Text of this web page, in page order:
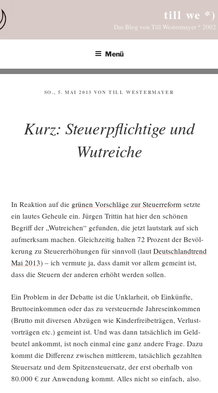
Inhalt
springen
till we *)
Das Blog von Till Westermayer * 2002
Menü
VERÖFFENTLICHT
SO., 5. MAI 2013 VON TILL WESTERMAYER
Kurz: Steuerpflichtige und
Wutreiche
In Reak­ti­on auf die grü­nen Vor­schlä­ge zur Steu­er­re­form setz­te
ein lau­tes Geheu­le ein. Jür­gen Trit­tin hat hier den schö­nen
Begriff der „Wut­rei­chen“ gefun­den, die jetzt laut­stark auf sich
auf­merk­sam machen. Gleich­zei­tig hal­ten 72 Pro­zent der Bevöl­
ke­rung zu Steu­er­erhö­hun­gen für sinn­voll (laut Deutsch­land­trend
Mai 2013) – ich ver­mu­te ja, dass damit vor allem gemeint ist,
dass die Steu­ern der ande­ren erhöht wer­den sollen.
Ein Pro­blem in der Debat­te ist die Unklar­heit, ob Ein­künf­te,
Brut­to­ein­kom­men oder das zu ver­steu­ern­de Jah­res­ein­kom­men
(Brut­to mit diver­sen Abzü­gen wie Kin­der­frei­be­trä­gen, Ver­lust­
vor­trä­gen etc.) gemeint ist. Und was dann tat­säch­lich im Geld­
beu­tel ankommt, ist noch ein­mal eine ganz ande­re Fra­ge. Dazu
kommt die Dif­fe­renz zwi­schen mitt­le­rem, tat­säch­lich gezahl­ten
Steu­er­satz und dem Spit­zen­steu­er­satz, der erst ober­halb von
80.000 € zur Anwen­dung kommt. Alles nicht so ein­fach, also.